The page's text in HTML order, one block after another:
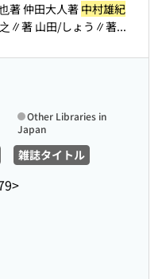
著 仲田大人著中村雄紀
∥著 山田/しょう∥著...
雑誌タイトル
Other Libraries in
Japan